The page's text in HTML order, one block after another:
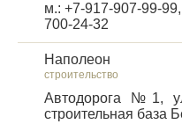
м.: +7-917-907-99-
700-24-32
Наполеон
строительство
Автодорога №1,
строительная база